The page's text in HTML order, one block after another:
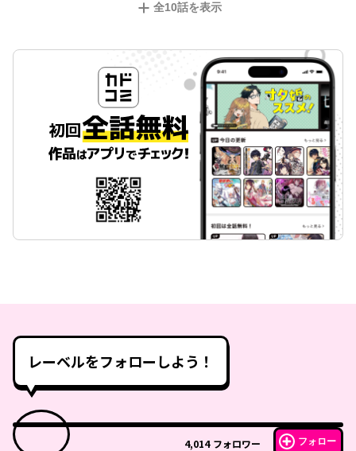
全10話を表示
レーベルをフォローしよう！
4,014 フォロワー フォロー